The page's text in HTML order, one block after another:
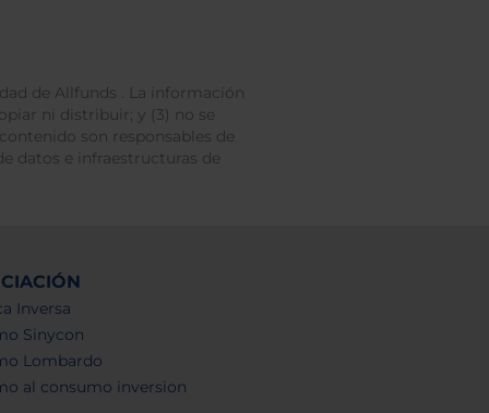
de Allfunds . La información
ni distribuir; y (3) no se
son responsables de
datos e infraestructuras de
Inversa
Sinycon
Lombardo
al consumo inversion